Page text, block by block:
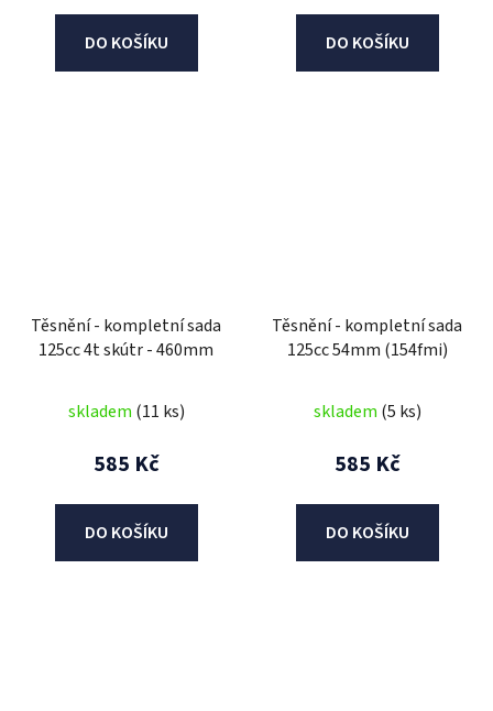
DO KOŠÍKU DO KOŠÍKU
Těsnění - kompletní sada
125cc 4t skútr - 460mm
skladem (11 ks)
585 Kč
DO KOŠÍKU
Těsnění - kompletní sada
125cc 54mm (154fmi)
skladem (5 ks)
585 Kč
DO KOŠÍKU